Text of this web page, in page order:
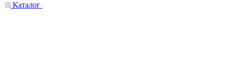
Каталог